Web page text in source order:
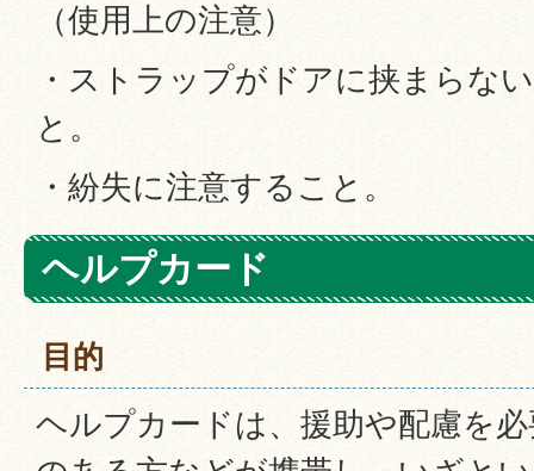
（使用上の注意）
・ストラップがドアに挟まらな
と。
・紛失に注意すること。
ヘルプカード
目的
ヘルプカードは、援助や配慮を